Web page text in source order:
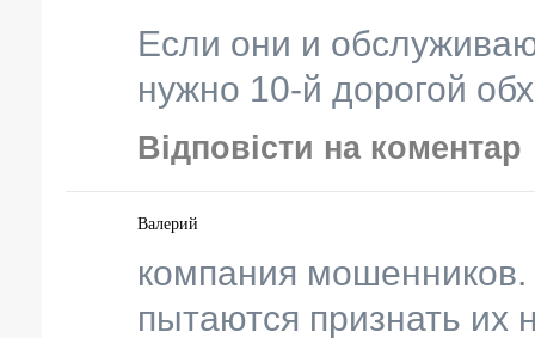
Если они и
нужно 10-й дорогой
Відповісти на коментар
Валерий
компания
пытаются признать их